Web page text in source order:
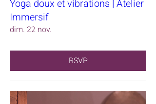
Yoga doux et vibrations | Atelier
Immersif
dim. 22 nov.
RSVP